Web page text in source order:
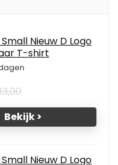
Nieuw D Logo
T-shirt
Bekijk >
Nieuw D Logo